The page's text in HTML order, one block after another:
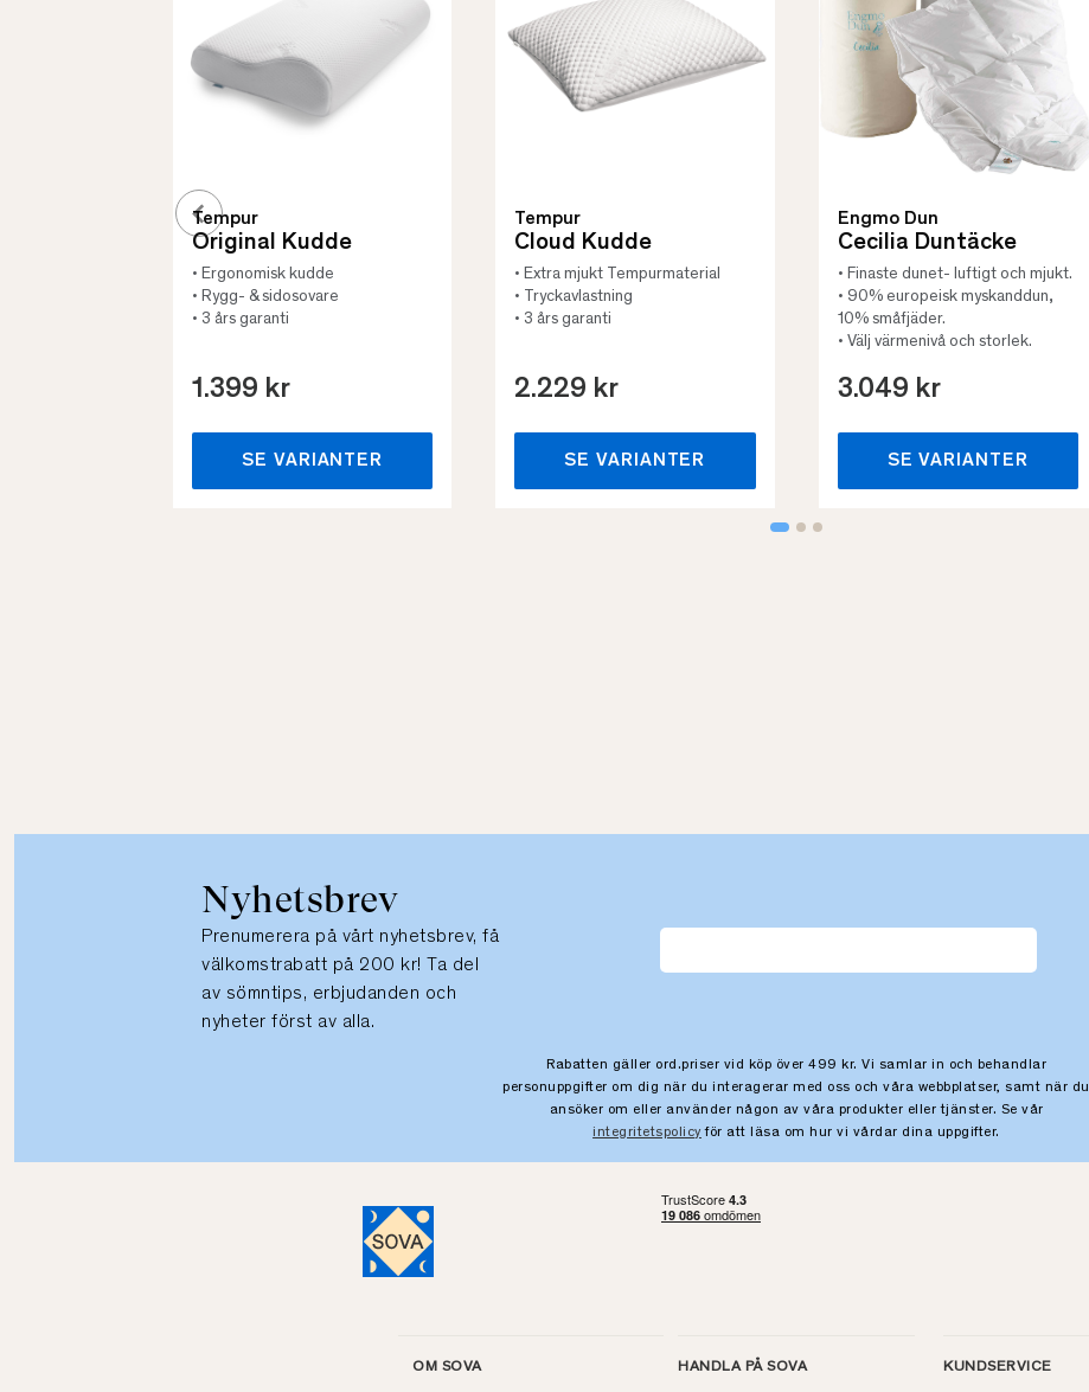
Tempur
Original Kudde
• Ergonomisk kudde
• Rygg- & sidosovare
• 3 års garanti
1.399 kr
SE VARIANTER
Tempur
Cloud Kudde
• Extra mjukt Tempurmaterial
• Tryckavlastning
• 3 års garanti
2.229 kr
SE VARIANTER
Engmo Dun
Cecilia Duntäcke
• Finaste dunet- luftigt och mjukt.
• 90% europeisk myskanddun,
10% småfjäder.
• Välj värmenivå och storlek.
3.049 kr
SE VARIANTER
Nyhetsbrev
Prenumerera på vårt nyhetsbrev, få
välkomstrabatt på 200 kr! Ta del
av sömntips, erbjudanden och
nyheter först av alla.
Rabatten gäller ord.priser vid köp över 499 kr. Vi samlar in och behandlar
personuppgifter om dig när du interagerar med oss och våra webbplatser, samt när du
ansöker om eller använder någon av våra produkter eller tjänster. Se vår
integritetspolicy för att läsa om hur vi vårdar dina uppgifter.
OM SOVA HANDLA PÅ SOVA KUNDSERVICE